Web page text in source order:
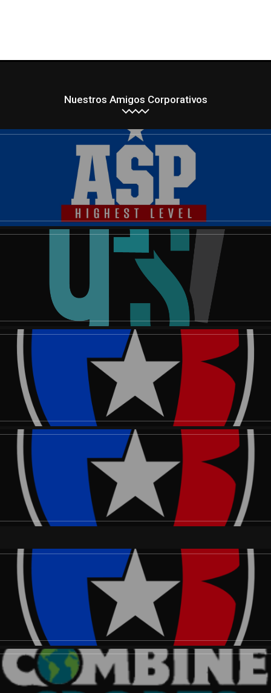
Nuestros Amigos Corporativos